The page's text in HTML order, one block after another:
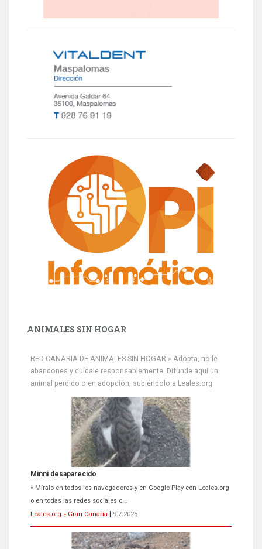
ANIMALES SIN HOGAR
RED CANARIA DE ANIMALES SIN HOGAR » Adopta, no le
abandones y cuídale responsablemente. Difunde aquí un
animal perdido o en adopción, subiéndolo a Leales.org
Minni desaparecido
» Míralo en todos los navegadores y en Google Play con Leales.org
o en todas las redes sociales c...
Leales.org » Gran Canaria
9.7.2025